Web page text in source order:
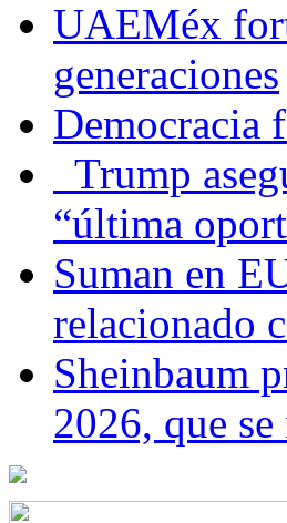
UAEMéx
generaciones
Democracia
Trump
“última
Suman en
relacionado
Sheinbaum
2026, que